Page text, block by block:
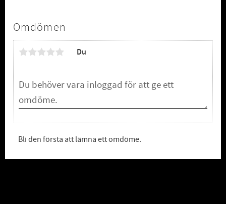
Omdömen
Du
Bli den första att lämna ett omdöme.